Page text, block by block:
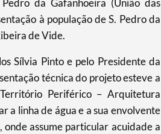
da Gafanhoeira (União das
à população de S. Pedro da
de Vide.
Sílvia Pinto e pelo Presidente da
técnica do projeto esteve a
Periférico – Arquitetura
a linha de água e a sua envolvente
assume particular acuidade a